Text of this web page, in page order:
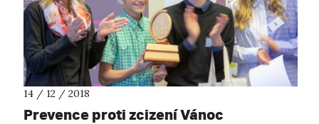
14 / 12 / 2018
Prevence proti zcizení Vánoc